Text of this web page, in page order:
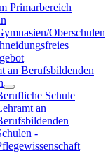
Primarbereich
Oberschulen
an Berufsbildenden
Schule
an
-